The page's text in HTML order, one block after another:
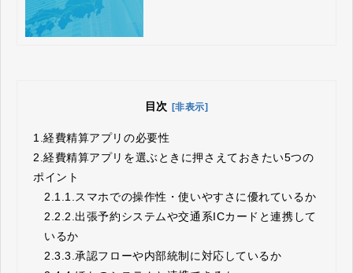
目次 [非表示]
1.経費精算アプリの必要性
2.経費精算アプリを選ぶときに押さえておきたい5つの
ポイント
2.1. 1.スマホでの操作性・使いやすさに優れているか
2.2. 2.出張予約システムや交通系ICカードと連携して
いるか
2.3.3.承認フローや内部統制に対応しているか